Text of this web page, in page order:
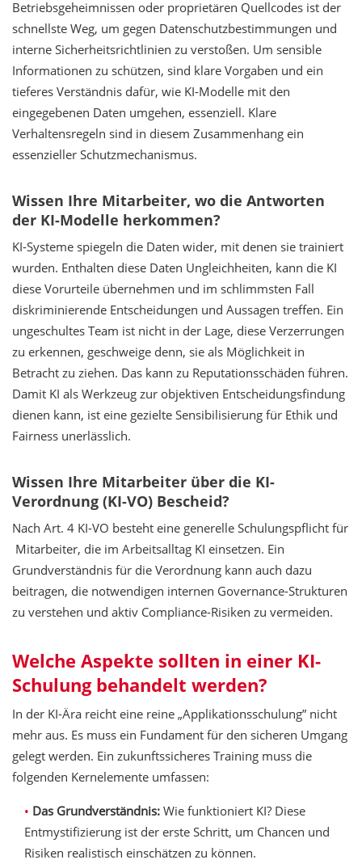
Betriebsgeheimnissen oder proprietären Quellcodes ist der
schnellste Weg, um gegen Datenschutzbestimmungen und
interne Sicherheitsrichtlinien zu verstoßen. Um sensible
Informationen zu schützen, sind klare Vorgaben und ein
tieferes Verständnis dafür, wie KI-Modelle mit den
eingegebenen Daten umgehen, essenziell. Klare
Verhaltensregeln sind in diesem Zusammenhang ein
essenzieller Schutzmechanismus.
Wissen Ihre Mitarbeiter, wo die Antworten
der KI-Modelle herkommen?
KI-Systeme spiegeln die Daten wider, mit denen sie trainiert
wurden. Enthalten diese Daten Ungleichheiten, kann die KI
diese Vorurteile übernehmen und im schlimmsten Fall
diskriminierende Entscheidungen und Aussagen treffen. Ein
ungeschultes Team ist nicht in der Lage, diese Verzerrungen
zu erkennen, geschweige denn, sie als Möglichkeit in
Betracht zu ziehen. Das kann zu Reputationsschäden führen.
Damit KI als Werkzeug zur objektiven Entscheidungsfindung
dienen kann, ist eine gezielte Sensibilisierung für Ethik und
Fairness unerlässlich.
Wissen Ihre Mitarbeiter über die KI-
Verordnung (KI-VO) Bescheid?
Nach Art. 4 KI-VO besteht eine generelle Schulungspflicht für
Mitarbeiter, die im Arbeitsalltag KI einsetzen. Ein
Grundverständnis für die Verordnung kann auch dazu
beitragen, die notwendigen internen Governance-Strukturen
zu verstehen und aktiv Compliance-Risiken zu vermeiden.
Welche Aspekte sollten in einer KI-
Schulung behandelt werden?
In der KI-Ära reicht eine reine „Applikationsschulung” nicht
mehr aus. Es muss ein Fundament für den sicheren Umgang
gelegt werden. Ein zukunftssicheres Training muss die
folgenden Kernelemente umfassen:
Das Grundverständnis: Wie funktioniert KI? Diese
Entmystifizierung ist der erste Schritt, um Chancen und
Risiken realistisch einschätzen zu können.